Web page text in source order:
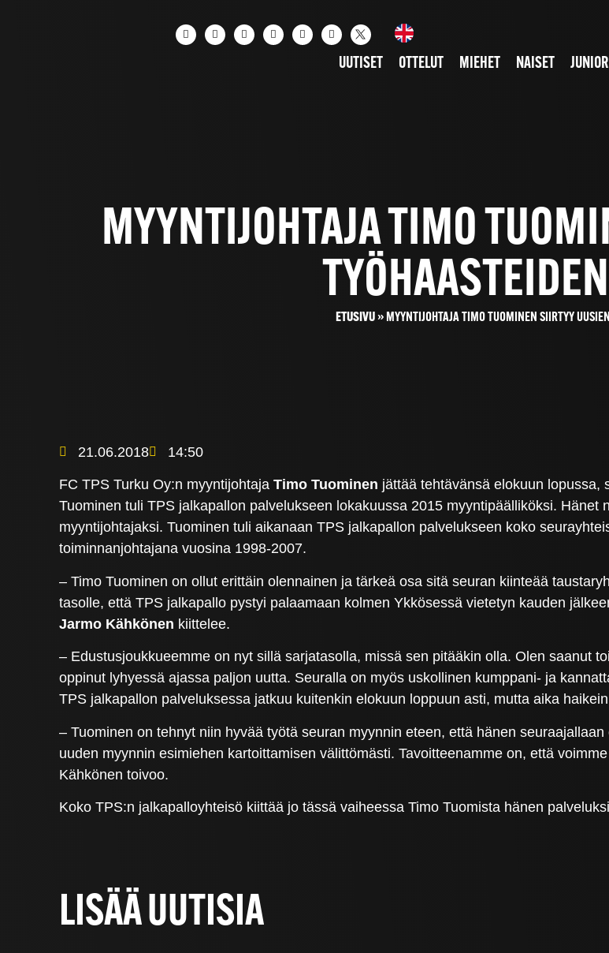
UUTISET OTTELUT MIEHET NAISET
MYYNTIJOHTAJA TIMO
ETUSIVU» MYYNTIJOHTAJA TIMO TUOMINEN SIIRTYY
21.06.2018 14:50
FC TPS Turku Oy:n myyntijohtajaTimo Tuominen jättää tehtävänsä elokuun lopussa,
Tuominen tuli TPS jalkapallon palvelukseen lokakuussa 2015 myyntipäälliköksi.
myyntijohtajaksi. Tuominen tuli aikanaan TPS jalkapallon palvelukseen koko
toiminnanjohtajana vuosina 1998-2007.
– Timo Tuominen on ollut erittäin olennainen ja tärkeä osa sitä seuran kiinteää
tasolle, että TPS jalkapallo pystyi palaamaan kolmen Ykkösessä vietetyn kauden
Jarmo Kähkönen kiittelee.
– Edustusjoukkueemme on nyt sillä sarjatasolla, missä sen pitääkin olla. Olen saanut
oppinut lyhyessä ajassa paljon uutta. Seuralla on myös uskollinen kumppani- ja
TPS jalkapallon palveluksessa jatkuu kuitenkin elokuun loppuun asti, mutta aika
– Tuominen on tehnyt niin hyvää työtä seuran myynnin eteen, että hänen
uuden myynnin esimiehen kartoittamisen välittömästi. Tavoitteenamme on, että
Kähkönen toivoo.
Koko TPS:n jalkapalloyhteisö kiittää jo tässä vaiheessa Timo Tuomista hänen
LISÄÄ UUTISIA